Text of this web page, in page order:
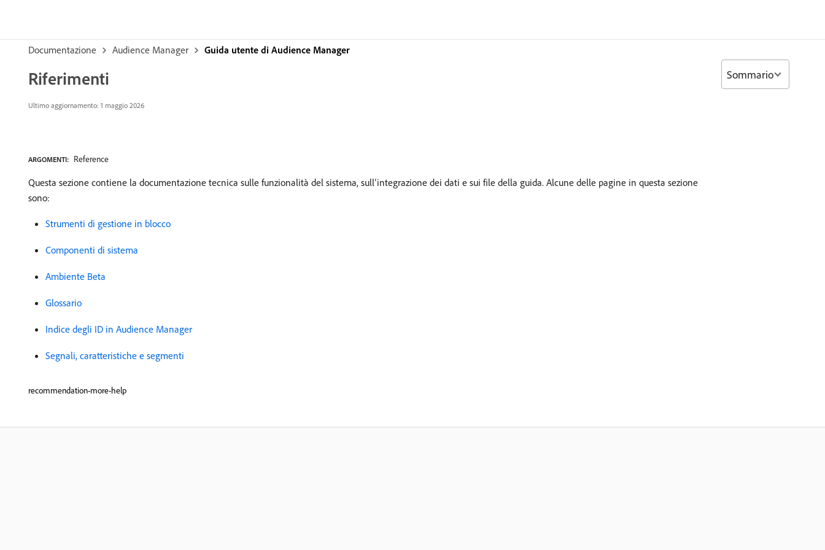
Documentazione Audience Manager Guida utente di Audience Manager
Riferimenti
Ultimo aggiornamento: 1 maggio 2026
ARGOMENTI: Reference
Questa sezione contiene la documentazione tecnica sulle funzionalità del sistema, sull’integrazione dei dati e sui file della guida. Alcune delle pagine in questa sezione
sono:
Strumenti di gestione in blocco
Componenti di sistema
Ambiente Beta
Glossario
Indice degli ID in Audience Manager
Segnali, caratteristiche e segmenti
recommendation-more-help
Sommario